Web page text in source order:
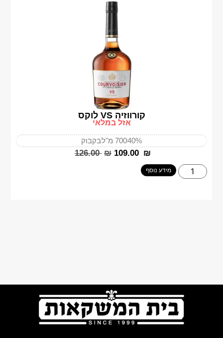
קורווזיה VS לוקס
אזל במלאי
40%700 מ"ל בקבוק
‎126.00 ₪ ‎109.00 ₪
מידע נוסף